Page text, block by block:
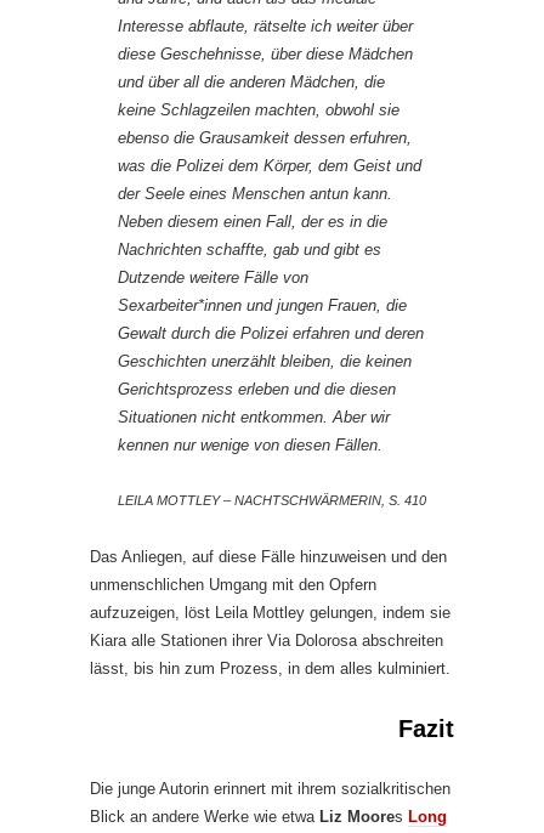
Interesse abflaute, rätselte ich weiter über
diese Geschehnisse, über diese Mädchen
und über all die anderen Mädchen, die
keine Schlagzeilen machten, obwohl sie
ebenso die Grausamkeit dessen erfuhren,
was die Polizei dem Körper, dem Geist und
der Seele eines Menschen antun kann.
Neben diesem einen Fall, der es in die
Nachrichten schaffte, gab und gibt es
Dutzende weitere Fälle von
Sexarbeiter*innen und jungen Frauen, die
Gewalt durch die Polizei erfahren und deren
Geschichten unerzählt bleiben, die keinen
Gerichtsprozess erleben und die diesen
Situationen nicht entkommen. Aber wir
kennen nur wenige von diesen Fällen.
LEILA MOTTLEY – NACHTSCHWÄRMERIN, S. 410
Das Anliegen, auf diese Fälle hinzuweisen und den
unmenschlichen Umgang mit den Opfern
aufzuzeigen, löst Leila Mottley gelungen, indem sie
Kiara alle Stationen ihrer Via Dolorosa abschreiten
lässt, bis hin zum Prozess, in dem alles kulminiert.
Fazit
Die junge Autorin erinnert mit ihrem sozialkritischen
Blick an andere Werke wie etwa Liz Moores Long